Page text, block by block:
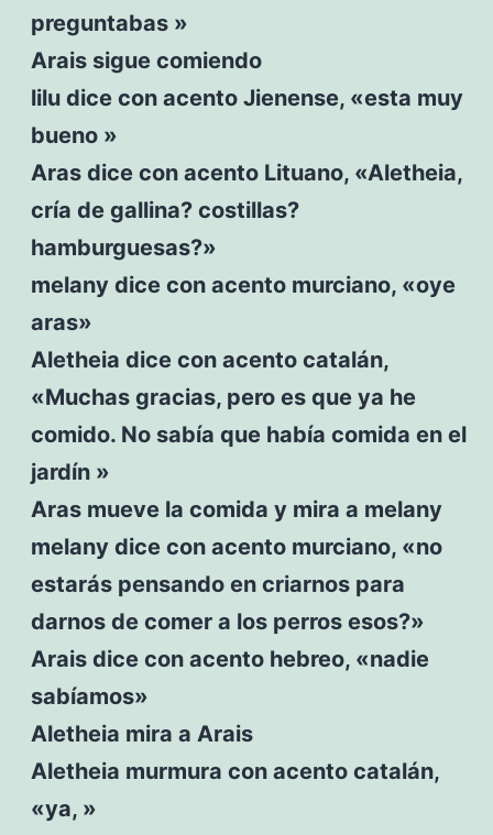
preguntabas »
Arais sigue comiendo
lilu dice con acento Jienense, «esta muy
bueno »
Aras dice con acento Lituano, «Aletheia,
cría de gallina? costillas?
hamburguesas?»
melany dice con acento murciano, «oye
aras»
Aletheia dice con acento catalán,
«Muchas gracias, pero es que ya he
comido. No sabía que había comida en el
jardín »
Aras mueve la comida y mira a melany
melany dice con acento murciano, «no
estarás pensando en criarnos para
darnos de comer a los perros esos?»
Arais dice con acento hebreo, «nadie
sabíamos»
Aletheia mira a Arais
Aletheia murmura con acento catalán,
«ya, »